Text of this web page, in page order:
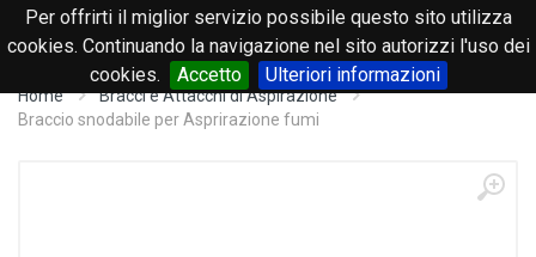
Per offrirti il miglior servizio possibile questo sito utilizza
cookies. Continuando la navigazione nel sito autorizzi l'uso dei
cookies.
Accetto Ulteriori informazioni
0
Home
Bracci e Attacchi di Aspirazione
Braccio snodabile per Asprirazione fumi